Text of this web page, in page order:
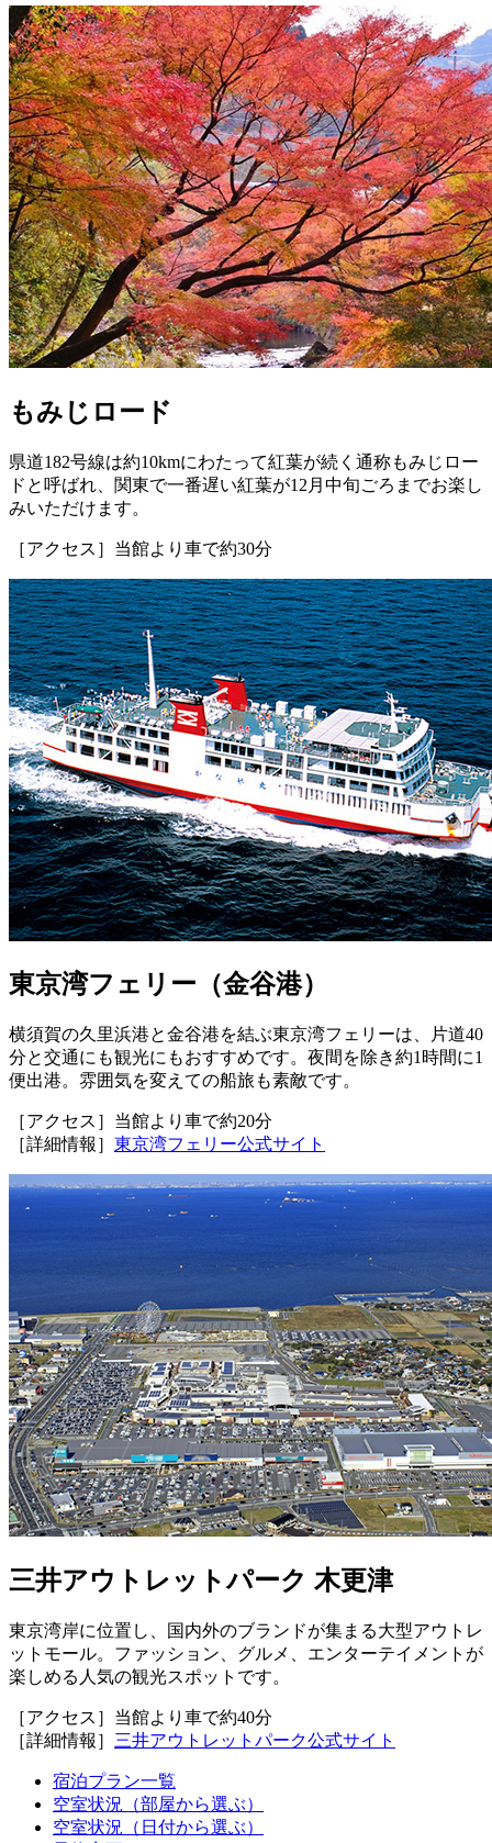
もみじロード
県道182号線は約10kmにわたって紅葉が続く通称もみじロー
ドと呼ばれ、関東で一番遅い紅葉が12月中旬ごろまでお楽し
みいただけます。
［アクセス］当館より車で約30分
東京湾フェリー（金谷港）
横須賀の久里浜港と金谷港を結ぶ東京湾フェリーは、片道40
分と交通にも観光にもおすすめです。夜間を除き約1時間に1
便出港。雰囲気を変えての船旅も素敵です。
［アクセス］当館より車で約20分
［詳細情報］ 東京湾フェリー公式サイト
三井アウトレットパーク 木更津
東京湾岸に位置し、国内外のブランドが集まる大型アウトレ
ットモール。ファッション、グルメ、エンターテイメントが
楽しめる人気の観光スポットです。
［アクセス］当館より車で約40分
［詳細情報］ 三井アウトレットパーク公式サイト
宿泊プラン一覧
空室状況 （部屋から選ぶ）
空室状況 （日付から選ぶ）